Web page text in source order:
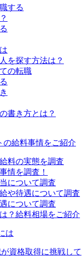
する
を探す方法は？
の転職
書き方とは？
の給料事情をご紹介
料の実態を調査
情を調査！
について調査
や待遇について調査
について調査
？給料相場をご紹介
は
資格取得に挑戦して